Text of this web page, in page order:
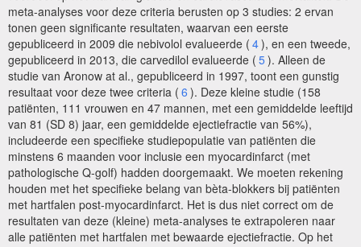
meta-analyses voor deze criteria berusten op 3 studies: 2 ervan
tonen geen significante resultaten, waarvan een eerste
gepubliceerd in 2009 die nebivolol evalueerde ( 4), en een tweede,
gepubliceerd in 2013, die carvedilol evalueerde ( 5). Alleen de
studie van Aronow at al., gepubliceerd in 1997, toont een gunstig
resultaat voor deze twee criteria ( 6 ). Deze kleine studie (158
patiënten, 111 vrouwen en 47 mannen, met een gemiddelde leeftijd
van 81 (SD 8) jaar, een gemiddelde ejectiefractie van 56%),
includeerde een specifieke studiepopulatie van patiënten die
minstens 6 maanden voor inclusie een myocardinfarct (met
pathologische Q-golf) hadden doorgemaakt. We moeten rekening
houden met het specifieke belang van bèta-blokkers bij patiënten
met hartfalen post-myocardinfarct. Het is dus niet correct om de
resultaten van deze (kleine) meta-analyses te extrapoleren naar
alle patiënten met hartfalen met bewaarde ejectiefractie. Op het